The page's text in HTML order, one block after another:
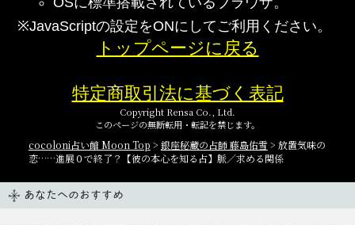
※JavaScriptの設定をONにしてご利用ください。
トップページに戻る
特定商取引法に基づく表記
Copyright Rensa Co., Ltd.
このページの無断転用・転記を禁じます。
cocoloni占い館 Moon Top > 銀座秘蔵の占師 藤島佑雪 > 放置気味の
恋……進展０で終了？【彼の本心を知る占】脈／求める関係
あなたへのおすすめ